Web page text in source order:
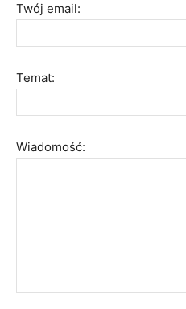
Twój email:
Temat:
Wiadomość: